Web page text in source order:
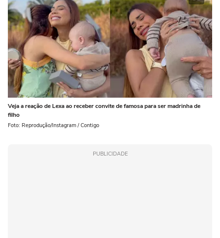
Veja a reação de Lexa ao receber convite de famosa para ser madrinha de
filho
Foto: Reprodução/Instagram / Contigo
PUBLICIDADE